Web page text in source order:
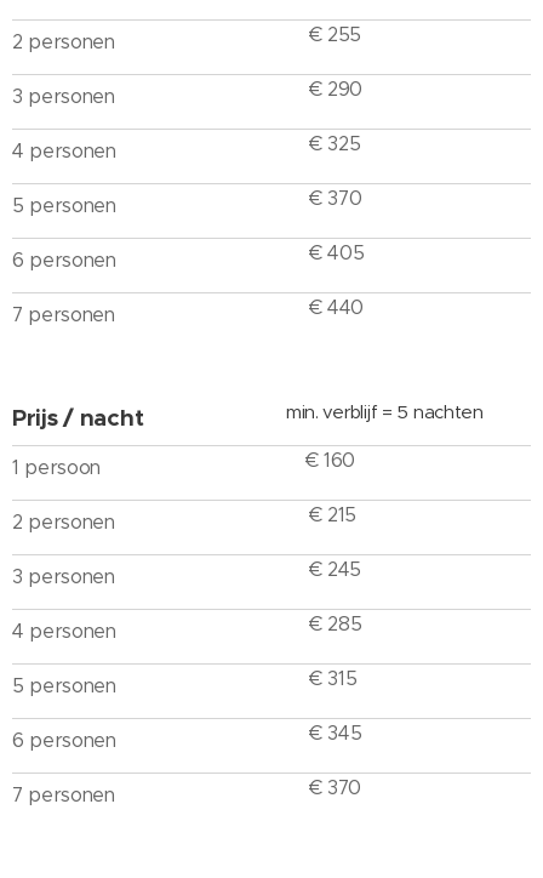
2 personen € 255
3 personen € 290
4 personen € 325
5 personen € 370
6 personen € 405
7 personen € 440
Prijs / nacht min. verblijf = 5 nachten
1 persoon € 160
2 personen € 215
3 personen € 245
4 personen € 285
5 personen € 315
6 personen € 345
7 personen € 370